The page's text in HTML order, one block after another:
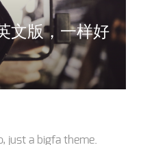
文版，一样好
, just a bigfa theme.